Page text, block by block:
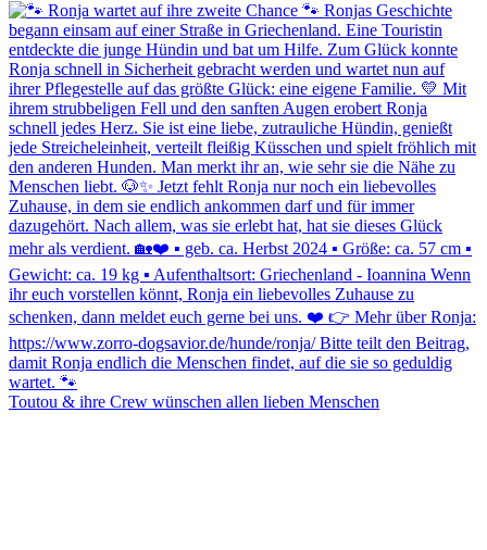
Toutou & ihre Crew wünschen allen lieben Menschen